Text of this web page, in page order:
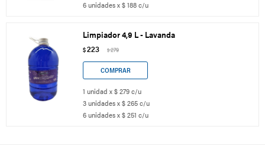
6 unidades x $ 188 c/u
Limpiador 4,9 L - Lavanda
$223 $279
1 unidad x $ 279 c/u
3 unidades x $ 265 c/u
6 unidades x $ 251 c/u